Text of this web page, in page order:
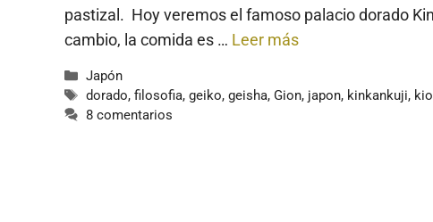
pastizal. Hoy veremos el famoso palacio dorado
cambio, la comida es … Leer más
Categorías
Japón
Etiquetas
dorado,filosofia,geiko,geisha,Gion, japon, kinkankuji,
8 comentarios